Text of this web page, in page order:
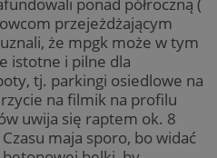
przejeżdżającym
że mpgk może w tym
istotne i pilne dla
tj. parkingi osiedlowe na
na filmik na profilu
uwija się raptem ok. 8
maja sporo, bo widać